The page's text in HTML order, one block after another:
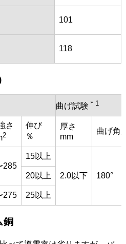
101
118
曲げ試験 ＊1
さ
2
伸び
％
厚さ
mm
曲げ角
285
15以上
2.0以下 180°
20以上
275 25以上
銅